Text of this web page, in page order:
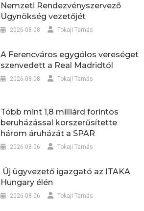
Nemzeti Rendezvényszervező
Ügynökség vezetőjét
2026-08-08 Tokaji Tamás
A Ferencváros egygólos vereséget
szenvedett a Real Madridtól
2026-08-08 Tokaji Tamás
Több mint 1,8 milliárd forintos
beruházással korszerűsítette
három áruházát a SPAR
2026-08-06 Tokaji Tamás
Új ügyvezető igazgató az ITAKA
Hungary élén
2026-08-06 Tokaji Tamás